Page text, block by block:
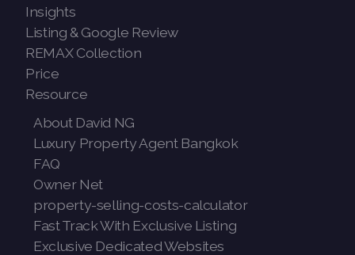
Insights
Listing & Google Review
REMAX Collection
Price
Resource
About David NG
Luxury Property Agent Bangkok
FAQ
Owner Net
property-selling-costs-calculator
Fast Track With Exclusive Listing
Exclusive Dedicated Websites